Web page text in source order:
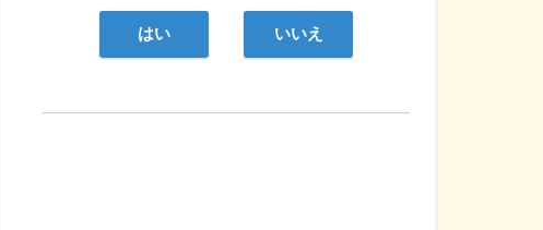
はい いいえ